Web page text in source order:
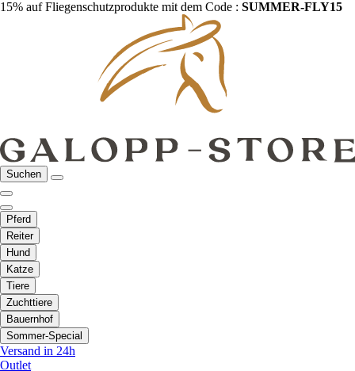
15% auf Fliegenschutzprodukte mit dem Code : SUMMER-FLY15
Suchen
Pferd
Reiter
Hund
Katze
Tiere
Zuchttiere
Bauernhof
Sommer-Special
Versand in 24h
Outlet